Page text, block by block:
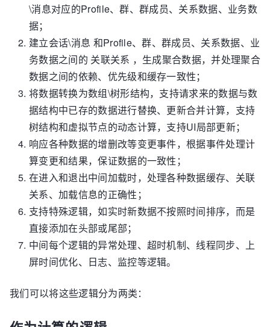
\消息对应的Profile、群、群成员、关系数据、业务数
据；
建立会话\消息 和Profile、群、群成员、关系数据、业
务数据之间的 关联关系 ，生成聚合数据，并处理聚合
数据之间的依赖、优先级和缓存一致性；
将数据转换为数组\树形结构，支持请求来的数据与数
据结构中已存的数据进行替换、更新合并计算，支持
树结构和虚拟节点的动态计算，支持UI局部更新；
响应各种数据的增删改等变更事件，根据事件处理计
算变更和结果，保证数据的一致性；
在进入和退出中间加载时，处理各种数据缓存、关联
关系、加载信息的正确性；
支持特殊逻辑，如实时新数据不按照时间排序，而是
直接添加在头部或尾部；
中间每个逻辑的异常处理、超时机制、线程同步、上
屏时间优化、日志、监控等逻辑。
我们可以将这些逻辑分为两类：